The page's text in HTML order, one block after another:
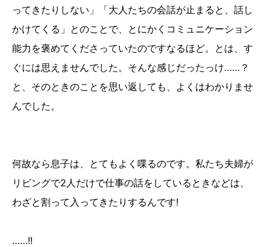
ってきたりしない」「大人たちの会話が止まると、話し
かけてくる」とのことで、とにかくコミュニケーション
能力を褒めてくださっていたのですなるほど。とは、す
ぐには思えませんでした。そんな感じだったっけ……？
と、そのときのことを思い返しても、よくはわかりませ
んでした。
何故なら息子は、とてもよく喋るのです。私たち夫婦が
リビングで2人だけで仕事の話をしているときなどは、
わざと割って入ってきたりするんです!
……!!